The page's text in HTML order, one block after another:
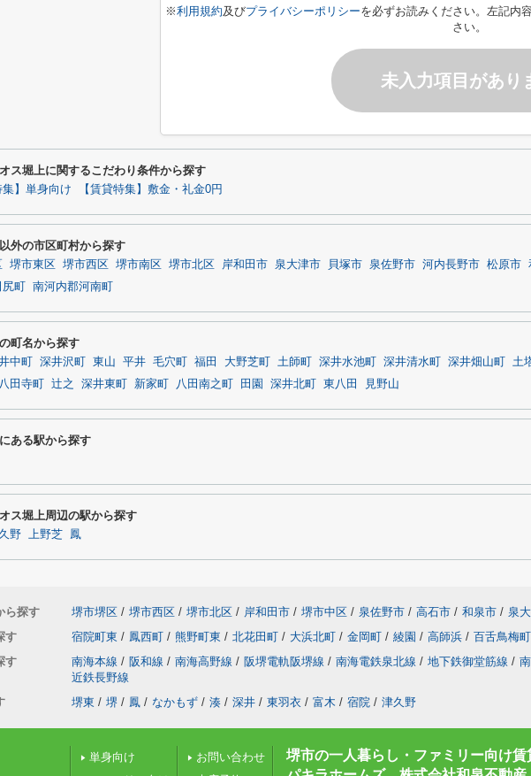
※利用規約及びプライバシーポリシーを必ずお読みください。左記内
さい。
未入力項目があり
ス堀上に関するこだわり条件から探す
集】単身向け 【賃貸特集】敷金・礼金0円
外の市区町村から探す
堺市東区 堺市西区 堺市南区 堺市北区 岸和田市 泉大津市 貝塚市 泉佐野市 河内長野市 松原市
町
南河内郡河南町
町名から探す
中町 深井沢町 東山 平井 毛穴町 福田 大野芝町 土師町 深井水池町 深井清水町 深井畑山町 土
八田寺町 辻之 深井東町 新家町 八田南之町 田園 深井北町 東八田 見野山
ある駅から探す
ス堀上周辺の駅から探す
野 上野芝 鳳
ら探す 堺市堺区 / 堺市西区 / 堺市北区 / 岸和田市 / 堺市中区 / 泉佐野市 / 高石市 / 和泉市 / 泉
す
宿院町東 / 鳳西町 / 熊野町東 / 北花田町 / 大浜北町 / 金岡町 / 綾園 / 高師浜 / 百舌鳥梅町
す
南海本線 / 阪和線 / 南海高野線 / 阪堺電軌阪堺線 / 南海電鉄泉北線 / 地下鉄御堂筋線 /
近鉄長野線
堺東 / 堺 / 鳳 / なかもず / 湊 / 深井 / 東羽衣 / 富木 / 宿院 / 津久野
単身向け
お問い合わせ
堺市の一人暮らし・ファミリー向け賃